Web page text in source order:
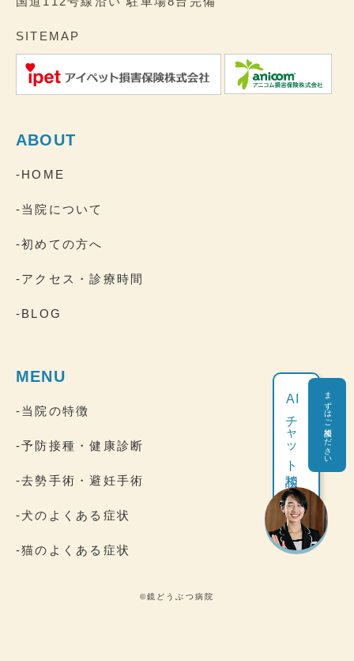
SITEMAP
ABOUT
-HOME
-当院について
-初めての方へ
-アクセス・診療時間
-BLOG
MENU
-当院の特徴
-予防接種・健康診断
-去勢手術・避妊手術
-犬のよくある症状
-猫のよくある症状
©鏡どうぶつ病院
AI
チャット相談 まずはご相談ください